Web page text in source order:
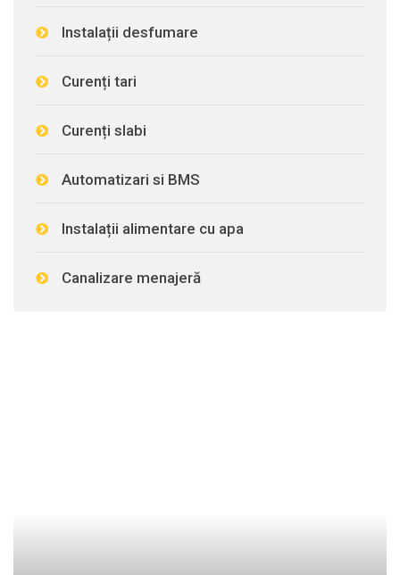
Instalații desfumare
Curenți tari
Curenți slabi
Automatizari si BMS
Instalații alimentare cu apa
Canalizare menajeră